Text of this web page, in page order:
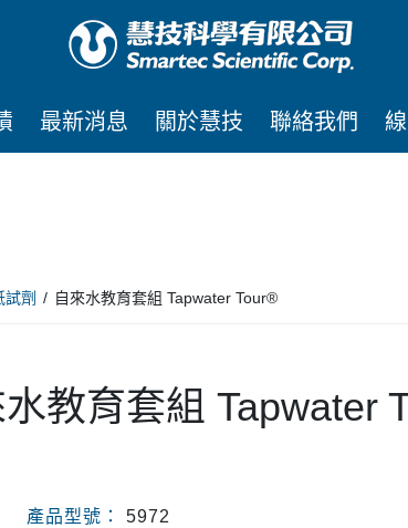
最新消息 關於慧技 聯絡我們
試劑 自來水教育套組 Tapwater Tour®
水教育套組 Tapwater
產品型號： 5972